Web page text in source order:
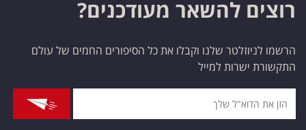
רוצים להשאר מעודכנים?
הרשמו לניוזלטר שלנו וקבלו את כל הסיפורים החמים של עולם
התקשורת ישרות למייל